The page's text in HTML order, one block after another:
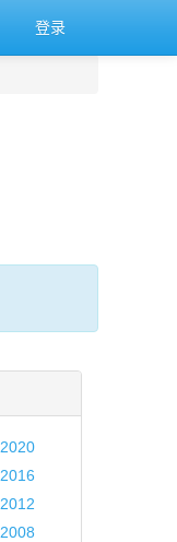
登录
2020
2016
2012
2008